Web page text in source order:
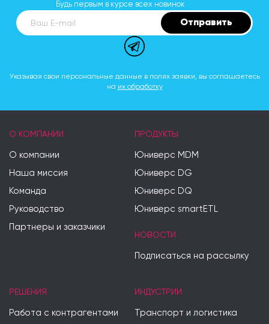
Будь первым в курсе всех новинок
Ваш E-mail Отправить
Указывая свои персональные данные в полях заявки, вы соглашаетесь
на их обработку
О КОМПАНИИ
О компании
Наша миссия
Команда
Руководство
Партнеры и заказчики
ПРОДУКТЫ
Юниверс MDM
Юниверс DG
Юниверс DQ
Юниверс smartETL
НОВОСТИ
Подписаться на рассылку
РЕШЕНИЯ
Работа с контрагентами
ИНДУСТРИИ
Транспорт и логистика